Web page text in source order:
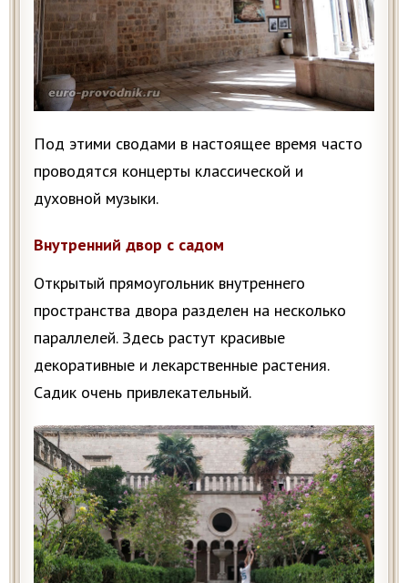
Под этими сводами в настоящее время часто
проводятся концерты классической и
духовной музыки.
Внутренний двор с садом
Открытый прямоугольник внутреннего
пространства двора разделен на несколько
параллелей. Здесь растут красивые
декоративные и лекарственные растения.
Садик очень привлекательный.